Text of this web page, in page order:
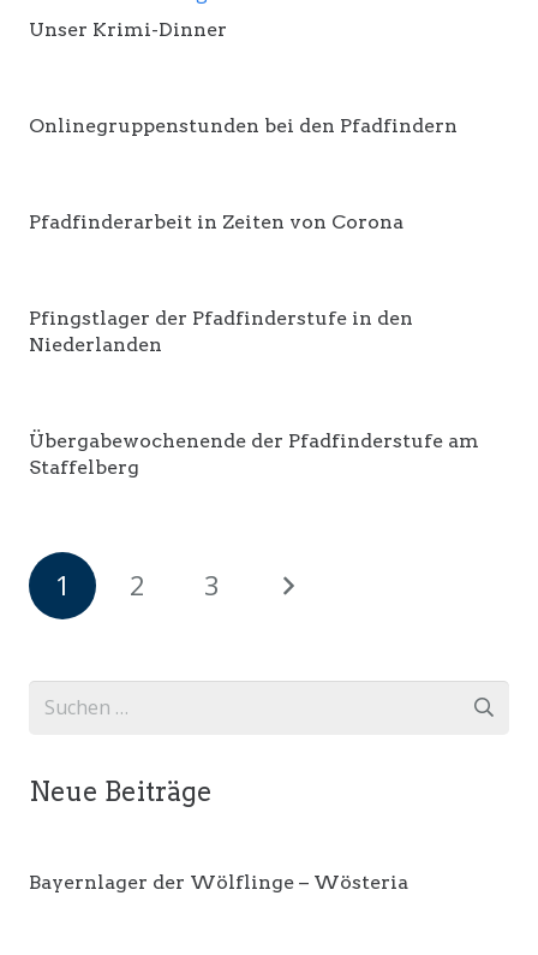
Unser Krimi-Dinner
Onlinegruppenstunden bei den Pfadfindern
Pfadfinderarbeit in Zeiten von Corona
Pfingstlager der Pfadfinderstufe in den
Niederlanden
Übergabewochenende der Pfadfinderstufe am
Staffelberg
1 2 3
Suchen
Neue Beiträge
Bayernlager der Wölflinge – Wösteria